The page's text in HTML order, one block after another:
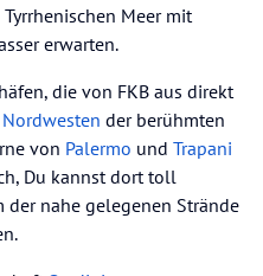
Meer mit
erwarten.
die von FKB aus direkt
Nordwesten der berühmten
von Palermo und Trapani
Du kannst dort toll
nahe gelegenen Strände